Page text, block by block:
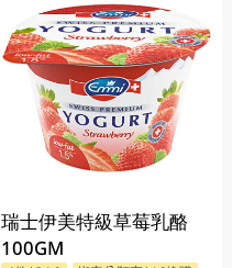
瑞士伊美特級草莓乳酪
100GM